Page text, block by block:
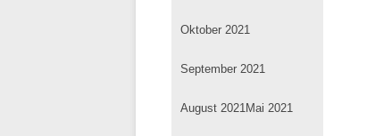
Oktober 2021
September 2021
August 2021Mai 2021